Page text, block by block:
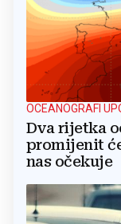
OCEANOGRAFI
Dva rijetka
promijenit
nas očekuje